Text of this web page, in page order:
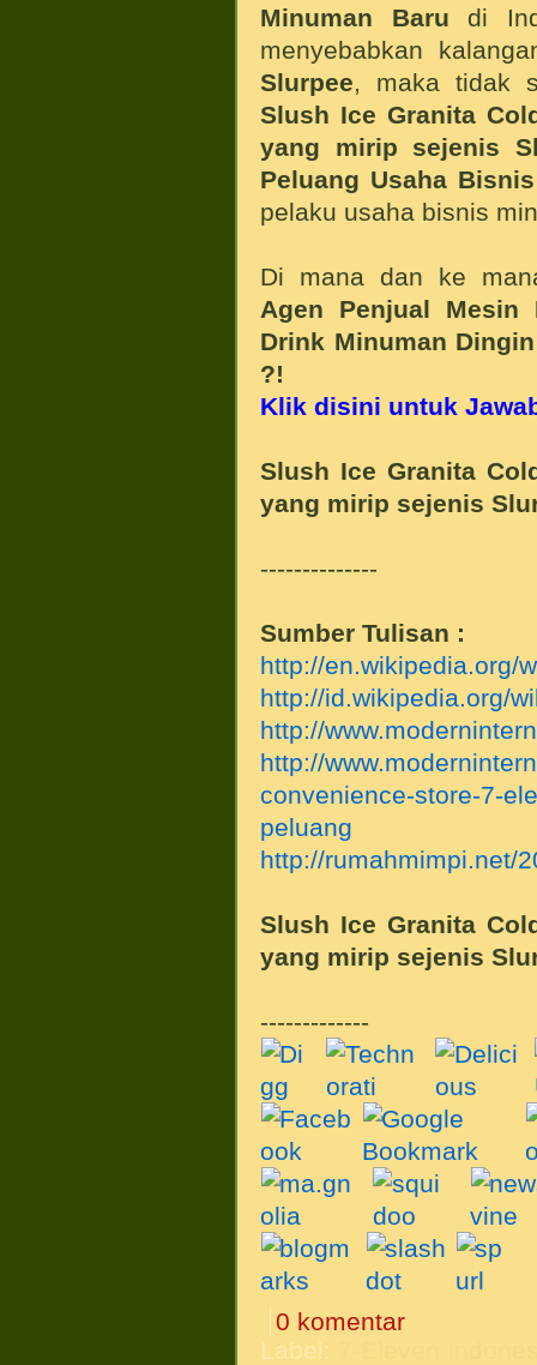
Minuman Baru di
menyebabkan
Slurpee , maka tidak
Slush Ice Granita
yang mirip sejenis
Peluang Usaha Bisnis
pelaku usaha bisnis
Di mana dan ke
Agen Penjual Mesin
Drink Minuman
?!
Klik disini untuk
Slush Ice Granita
yang mirip sejenis
--------------
Sumber Tulisan :
http://en.wikipedia.org/
http://id.wikipedia.org/
http://
http://
convenience-store-7-
peluang
http://rumahmimpi.net/
Slush Ice Granita
yang mirip sejenis
-------------
0 komentar
Label: